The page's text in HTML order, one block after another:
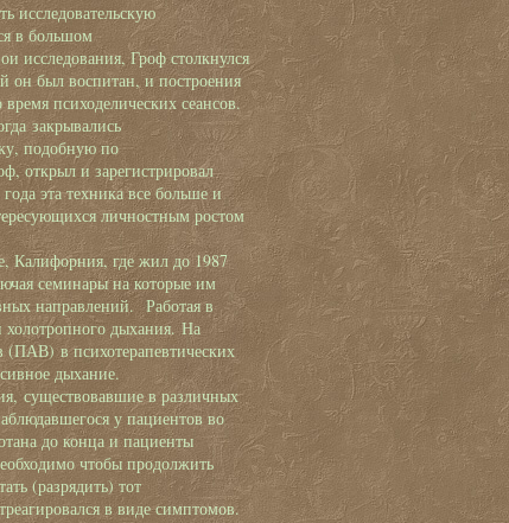
исследовательскую
в большом
исследования, Гроф столкнулся
он был воспитан, и построения
психоделических сеансов.
закрывались
подобную по
открыл и зарегистрировал
эта техника все больше и
личностным ростом
Калифорния, где жил до 1987
семинары на которые им
направлений. Работая в
холотропного дыхания. На
(ПАВ) в психотерапевтических
дыхание.
существовавшие в различных
у пациентов во
до конца и пациенты
чтобы продолжить
(разрядить) тот
в виде симптомов.